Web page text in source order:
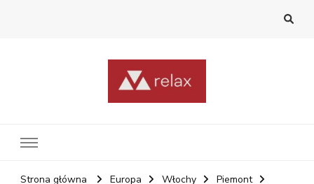
Strona główna Europa Włochy
Piemont